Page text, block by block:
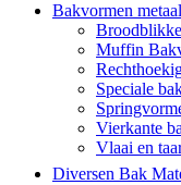
Bakvormen metaal
Muffin
Speciale
Vierkante
Vlaai en
Diversen Bak